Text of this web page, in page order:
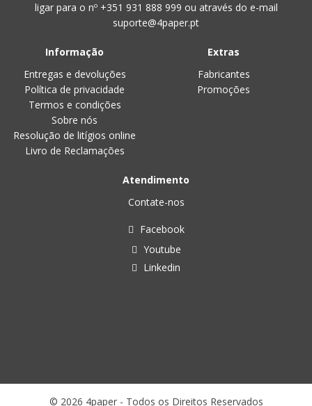
ligar para o nº +351 931 888 999 ou através do e-mail
suporte@4paper.pt
Informação
Entregas e devoluções
Política de privacidade
Termos e condições
Sobre nós
Resolução de litígios online
Livro de Reclamações
Extras
Fabricantes
Promoções
Atendimento
Contate-nos
Facebook
Youtube
Linkedin
© 2026 4paper - Todos os Direitos Reservados